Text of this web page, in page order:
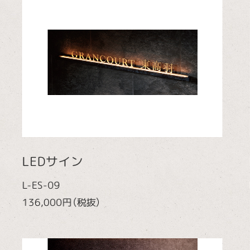
LEDサイン
L-ES-09
136,000円（税抜）